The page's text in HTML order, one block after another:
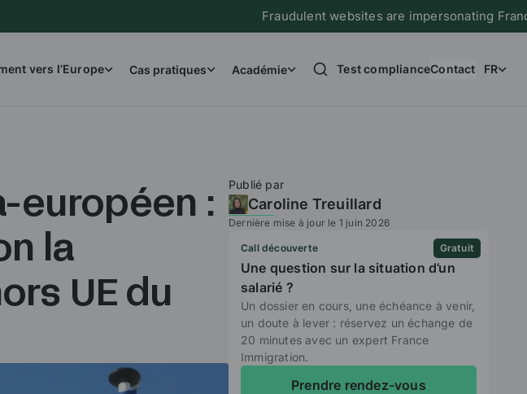
Fraudulent websites are impersonating France
vers l’Europe Cas pratiques Académie Test complianceContact FR
européen :
la
UE du
Publié par
Caroline Treuillard
Dernière mise à jour le 1 juin 2026
Call découverte Gratuit
Une question sur la situation d’un
salarié ?
Un dossier en cours, une échéance à venir,
un doute à lever : réservez un échange de
20 minutes avec un expert France
Immigration.
Prendre rendez-vous